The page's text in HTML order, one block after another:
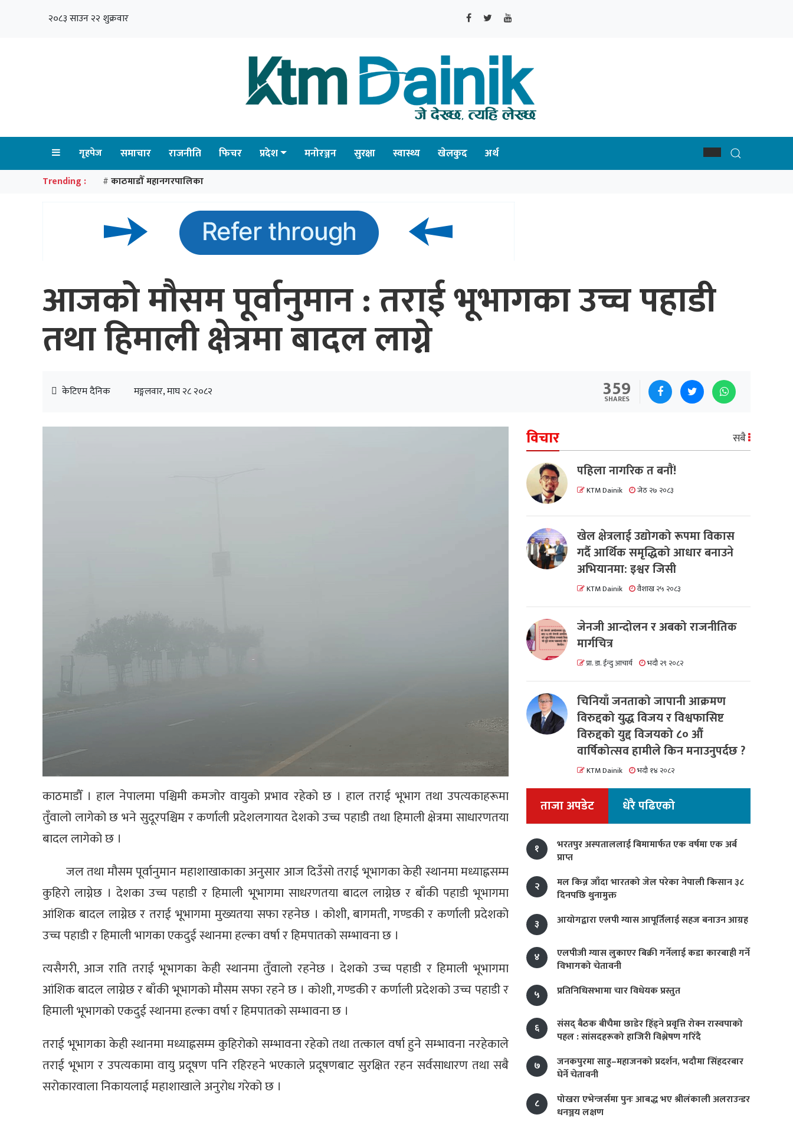
२०८३ साउन २२ शुक्रवार
गृहपेज समाचार राजनीति फिचर प्रदेश मनोरञ्जन सुरक्षा स्वास्थ्य खेलकुद अर्थ
Trending : # काठमाडौँ महानगरपालिका
आजको मौसम पूर्वानुमान : तराई भूभागका उच्च पहाडी
तथा हिमाली क्षेत्रमा बादल लाग्ने
केटिएम दैनिक मङ्गलवार, माघ २८ २०८२ 359
SHARES
काठमाडौँ । हाल नेपालमा पश्चिमी कमजोर वायुको प्रभाव रहेको छ । हाल तराई भूभाग तथा उपत्यकाहरूमा
तुँवालो लागेको छ भने सुदूरपश्चिम र कर्णाली प्रदेशलगायत देशको उच्च पहाडी तथा हिमाली क्षेत्रमा साधारणतया
बादल लागेको छ ।
जल तथा मौसम पूर्वानुमान महाशाखाकाका अनुसार आज दिउँसो तराई भूभागका केही स्थानमा मध्याह्नसम्म
कुहिरो लाग्नेछ । देशका उच्च पहाडी र हिमाली भूभागमा साधरणतया बादल लाग्नेछ र बाँकी पहाडी भूभागमा
आंशिक बादल लाग्नेछ र तराई भूभागमा मुख्यतया सफा रहनेछ । कोशी, बागमती, गण्डकी र कर्णाली प्रदेशको
उच्च पहाडी र हिमाली भागका एकदुई स्थानमा हल्का वर्षा र हिमपातको सम्भावना छ ।
त्यसैगरी, आज राति तराई भूभागका केही स्थानमा तुँवालो रहनेछ । देशको उच्च पहाडी र हिमाली भूभागमा
आंशिक बादल लाग्नेछ र बाँकी भूभागको मौसम सफा रहने छ । कोशी, गण्डकी र कर्णाली प्रदेशको उच्च पहाडी र
हिमाली भूभागको एकदुई स्थानमा हल्का वर्षा र हिमपातको सम्भावना छ ।
तराई भूभागका केही स्थानमा मध्याह्नसम्म कुहिरोको सम्भावना रहेको तथा तत्काल वर्षा हुने सम्भावना नरहेकाले
तराई भूभाग र उपत्यकामा वायु प्रदूषण पनि रहिरहने भएकाले प्रदूषणबाट सुरक्षित रहन सर्वसाधारण तथा सबै
सरोकारवाला निकायलाई महाशाखाले अनुरोध गरेको छ ।
विचार सबै
पहिला नागरिक त बनाैं!
KTM Dainik जेठ २७ २०८३
खेल क्षेत्रलाई उद्योगको रूपमा विकास
गर्दै आर्थिक समृद्धिको आधार बनाउने
अभियानमा: इश्वर जिसी
KTM Dainik वैशाख २५ २०८३
जेनजी आन्दोलन र अबको राजनीतिक
मार्गचित्र
प्रा. डा. ईन्दु आचार्य भदौ २९ २०८२
चिनियाँ जनताको जापानी आक्रमण
विरुद्दको युद्ध विजय र विश्वफासिष्ट
विरुद्दको युद्द विजयको ८० औं
वार्षिकोत्सव हामीले किन मनाउनुपर्दछ ?
KTM Dainik भदौ १४ २०८२
ताजा अपडेट धेरै पढिएको
१
भरतपुर अस्पताललाई बिमामार्फत एक वर्षमा एक अर्ब
प्राप्त
२
मल किन्न जाँदा भारतको जेल परेका नेपाली किसान ३८
दिनपछि थुनामुक्त
३
आयोगद्वारा एलपी ग्यास आपूर्तिलाई सहज बनाउन आग्रह
४
एलपीजी ग्यास लुकाएर बिक्री गर्नेलाई कडा कारबाही गर्ने
विभागको चेतावनी
५
प्रतिनिधिसभामा चार विधेयक प्रस्तुत
६
संसद् बैठक बीचैमा छाडेर हिँड्ने प्रवृत्ति रोक्न रास्वपाको
पहल : सांसदहरूको हाजिरी विश्लेषण गरिँदै
७
जनकपुरमा साहु–महाजनको प्रदर्शन, भदौमा सिंहदरबार
घेर्ने चेतावनी
८
पोखरा एभेन्जर्समा पुनः आबद्ध भए श्रीलंकाली अलराउन्डर
धनञ्जय लक्षण